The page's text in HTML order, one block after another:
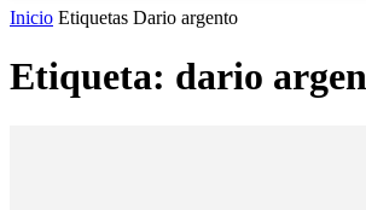
Inicio Etiquetas Dario argento
Etiqueta: dario